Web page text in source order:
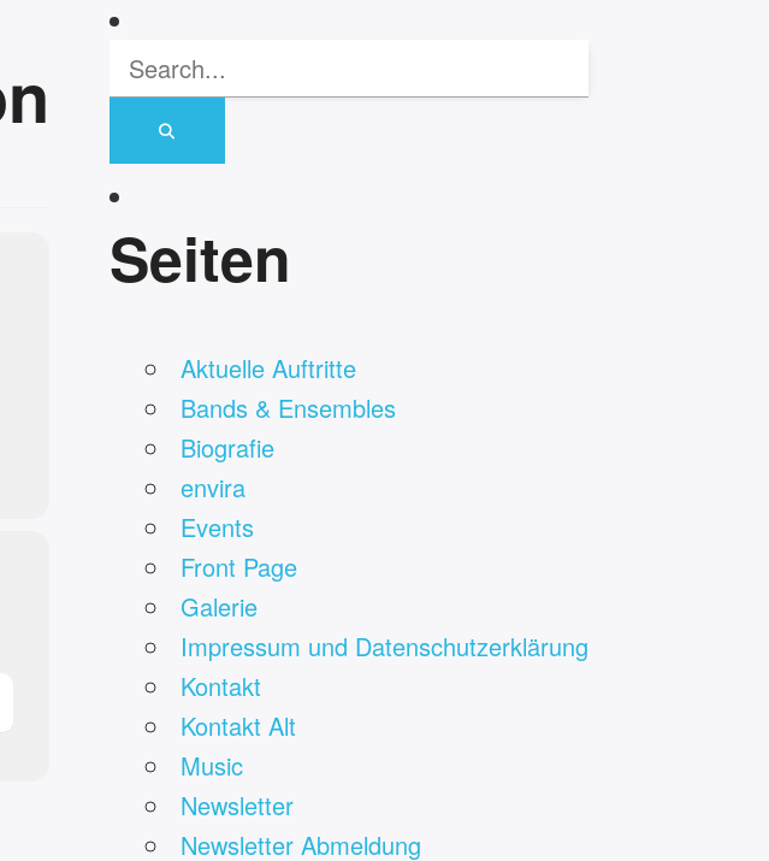
Seiten
Aktuelle Auftritte
Bands & Ensembles
Biografie
envira
Events
Front Page
Galerie
Impressum und Datenschutzerklärung
Kontakt
Kontakt Alt
Music
Newsletter
Newsletter Abmeldung